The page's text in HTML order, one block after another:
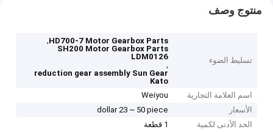
منتوج وصف
تسليط الضوء
HD700-7 Motor Gearbox Parts
,
SH200 Motor Gearbox Parts
LDM0126
,
reduction gear assembly Sun Gear
Kato
اسم العلامة التجارية
Weiyou
الأسعار
dollar 23 ~ 50 piece
الحد الأدنى لكمية
1 قطعة